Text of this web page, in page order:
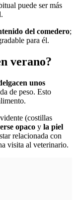
puede ser más
del comedero;
para él.
verano?
unos
de peso. Esto
(costillas
opaco y la piel
relacionada con
visita al veterinario.